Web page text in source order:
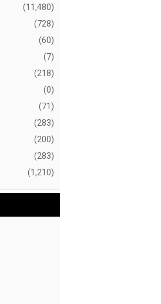
(11,480)
(728)
(60)
(7)
(218)
(0)
(71)
(283)
(200)
(283)
(1,210)